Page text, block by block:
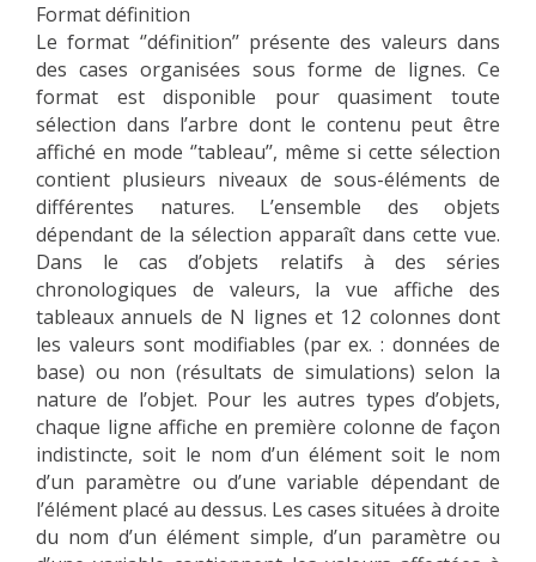
Format définition
Le format ‘’définition’’ présente des valeurs dans
des cases organisées sous forme de lignes. Ce
format est disponible pour quasiment toute
sélection dans l’arbre dont le contenu peut être
affiché en mode ‘’tableau’’, même si cette sélection
contient plusieurs niveaux de sous-éléments de
différentes natures. L’ensemble des objets
dépendant de la sélection apparaît dans cette vue.
Dans le cas d’objets relatifs à des séries
chronologiques de valeurs, la vue affiche des
tableaux annuels de N lignes et 12 colonnes dont
les valeurs sont modifiables (par ex. : données de
base) ou non (résultats de simulations) selon la
nature de l’objet. Pour les autres types d’objets,
chaque ligne affiche en première colonne de façon
indistincte, soit le nom d’un élément soit le nom
d’un paramètre ou d’une variable dépendant de
l’élément placé au dessus. Les cases situées à droite
du nom d’un élément simple, d’un paramètre ou